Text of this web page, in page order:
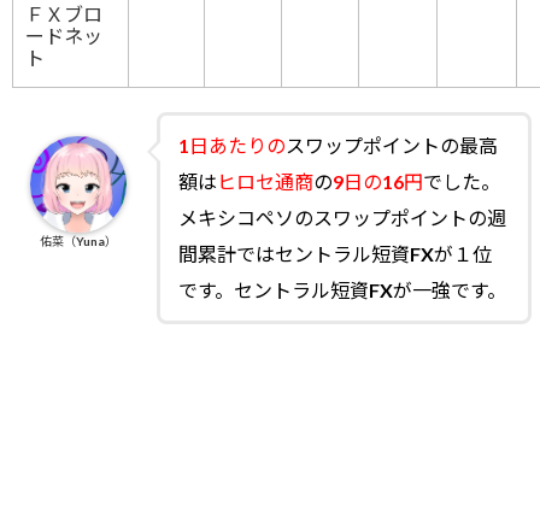
ＦＸブロ
ードネッ
ト
1日あたりの スワップポイントの最高
額は ヒロセ通商の9日の16円でした。
メキシコペソのスワップポイントの週
間累計ではセントラル短資FXが１位
です。セントラル短資FXが一強です。
佑菜（Yuna）